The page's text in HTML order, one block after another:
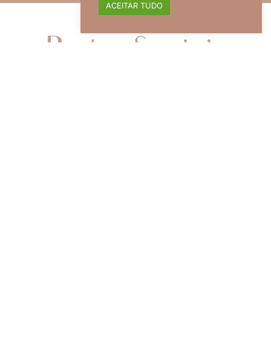
Redes Sociais
ACEITAR TUDO